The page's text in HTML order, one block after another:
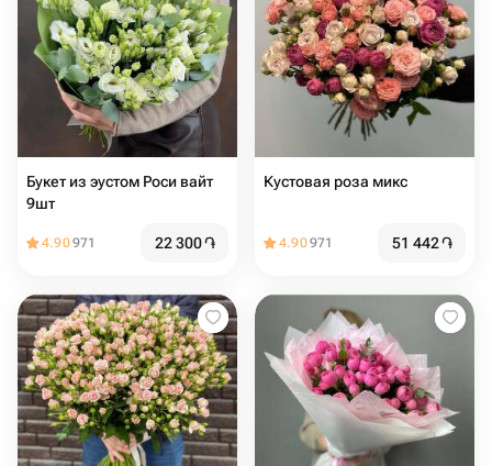
Букет из эустом Роси вайт
9шт
4.90971 22 300֏
Кустовая роза микс
4.90971 51 442֏